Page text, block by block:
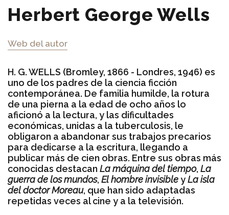
Herbert George Wells
Web del autor
H. G. WELLS (Bromley, 1866 - Londres, 1946) es
uno de los padres de la ciencia ficción
contemporánea. De familia humilde, la rotura
de una pierna a la edad de ocho años lo
aficionó a la lectura, y las dificultades
económicas, unidas a la tuberculosis, le
obligaron a abandonar sus trabajos precarios
para dedicarse a la escritura, llegando a
publicar más de cien obras. Entre sus obras más
conocidas destacan La máquina del tiempo, La
guerra de los mundos, El hombre invisibleyLa isla
del doctor Moreau, que han sido adaptadas
repetidas veces al cine y a la televisión.